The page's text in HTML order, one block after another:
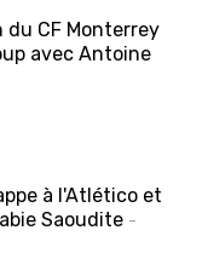
du CF Monterrey
avec Antoine
à l'Atlético et
Saoudite -